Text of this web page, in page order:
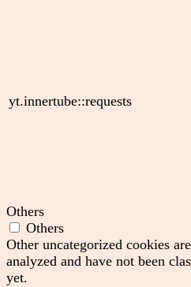
yt.innertube::requests
Others
Others
Other uncategorized cookies
analyzed and have not been
yet.